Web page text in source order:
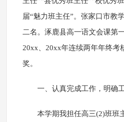
届“魅力班主任”。张家口市教
二名。涿鹿县高一语文会课第
20xx、20xx年连续两年年终考
奖。
一、认真完成工作，明确
本学期我担任高三(2)班班